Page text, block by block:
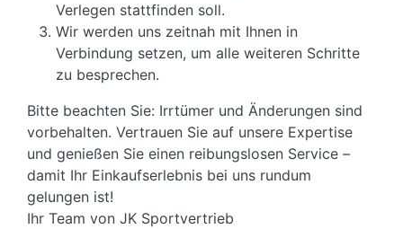
Verlegen stattfinden soll.
Wir werden uns zeitnah mit Ihnen in
Verbindung setzen, um alle weiteren Schritte
zu besprechen.
Bitte beachten Sie: Irrtümer und Änderungen sind
vorbehalten. Vertrauen Sie auf unsere Expertise
und genießen Sie einen reibungslosen Service –
damit Ihr Einkaufserlebnis bei uns rundum
gelungen ist!
Ihr Team von JK Sportvertrieb